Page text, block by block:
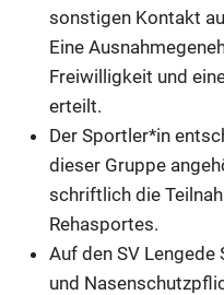
sonstigen Kontakt
Eine
Freiwilligkeit und
erteilt.
Der Sportler*in
dieser Gruppe
schriftlich die
Rehasportes.
Auf den SV
und